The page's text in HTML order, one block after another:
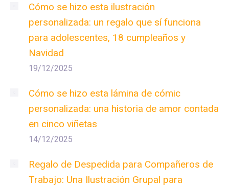
Cómo se hizo esta ilustración
personalizada: un regalo que sí funciona
para adolescentes, 18 cumpleaños y
Navidad
19/12/2025
Cómo se hizo esta lámina de cómic
personalizada: una historia de amor contada
en cinco viñetas
14/12/2025
Regalo de Despedida para Compañeros de
Trabajo: Una Ilustración Grupal para